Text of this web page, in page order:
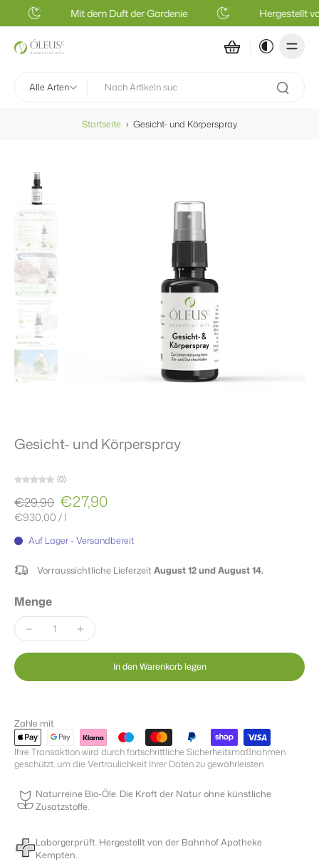
Mit dem Duft der Gardenie Hergestellt
Alle Arten
Startseite › Gesicht- und Körperspray
Gesicht- und Körperspray
(0)
€29,90 €27,90
€930,00/l
Auf Lager - Versandbereit
Vorraussichtliche Lieferzeit August 12 und August 14.
Menge
In den Warenkorb legen
Zahle mit
Ihre Transaktion wird durch fortschrittliche Sicherheitsmaßnahmen
geschützt, um die Vertraulichkeit Ihrer Daten zu gewährleisten
Naturreine Bio-Öle. Die Kraft der Natur ohne künstliche
Zusatzstoffe.
Laborgerprüft. Hergestellt von der Bahnhof Apotheke
Kempten.